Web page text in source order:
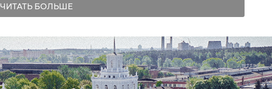
ЧИТАТЬ БОЛЬШЕ